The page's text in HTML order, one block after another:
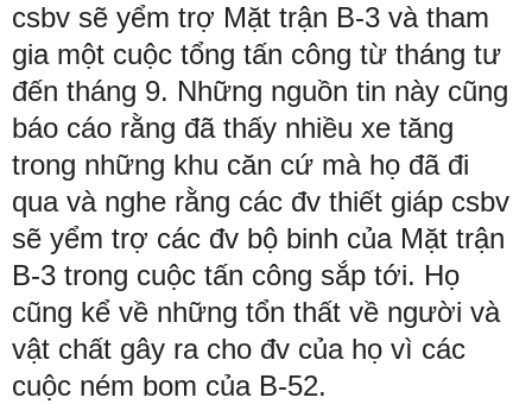
csbv sẽ yểm trợ Mặt trận B-3 và tham
gia một cuộc tổng tấn công từ tháng tư
đến tháng 9. Những nguồn tin này cũng
báo cáo rằng đã thấy nhiều xe tăng
trong những khu căn cứ mà họ đã đi
qua và nghe rằng các đv thiết giáp csbv
sẽ yểm trợ các đv bộ binh của Mặt trận
B-3 trong cuộc tấn công sắp tới. Họ
cũng kể về những tổn thất về người và
vật chất gây ra cho đv của họ vì các
cuộc ném bom của B-52.